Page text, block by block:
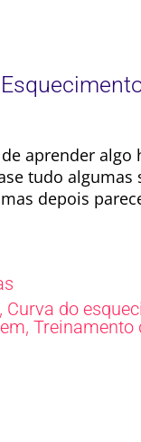
aprender
tudo algumas
depois
, Curva do
,Treinamento